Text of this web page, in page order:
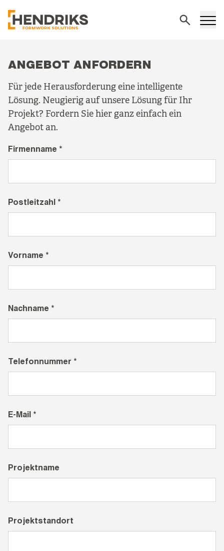
ANGEBOT ANFORDERN
Für jede Herausforderung eine intelligente
Lösung. Neugierig auf unsere Lösung für Ihr
Projekt? Fordern Sie hier ganz einfach ein
Angebot an.
Firmenname *
Postleitzahl *
Vorname *
Nachname *
Telefonnummer *
E-Mail *
Projektname
Projektstandort